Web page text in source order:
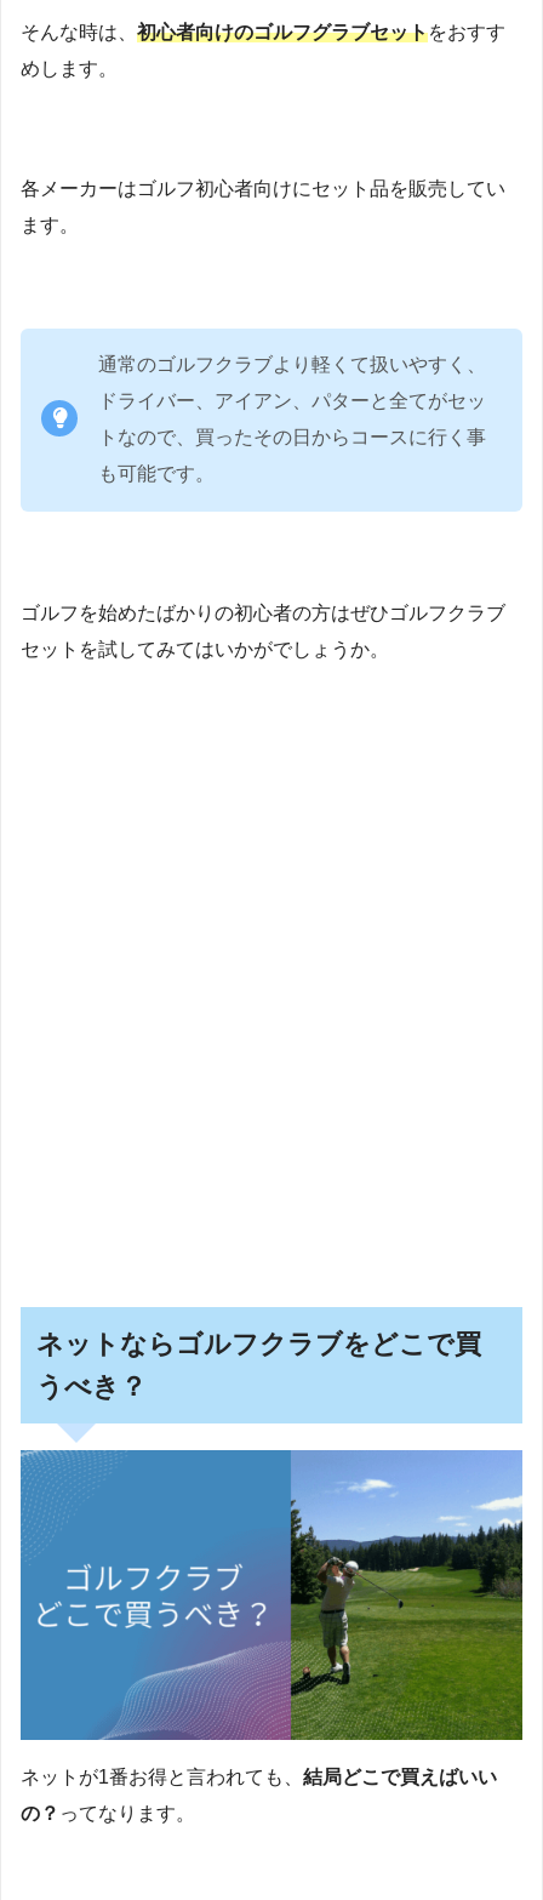
そんな時は、 初心者向けのゴルフグラブセットをおすす
めします。
各メーカーはゴルフ初心者向けにセット品を販売してい
ます。
通常のゴルフクラブより軽くて扱いやすく、
ドライバー、アイアン、パターと全てがセッ
トなので、買ったその日からコースに行く事
も可能です。
ゴルフを始めたばかりの初心者の方はぜひゴルフクラブ
セットを試してみてはいかがでしょうか。
ネットならゴルフクラブをどこで買
うべき？
ネットが1番お得と言われても、 結局どこで買えばいい
の？ ってなります。